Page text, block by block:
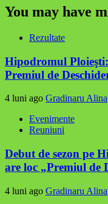
You may have
Rezultate
Hipodromul
Premiul de
4 luni ago Gradinaru Alina
Evenimente
Reuniuni
Debut de sezon pe
are loc „Premiul de
4 luni ago Gradinaru Alina